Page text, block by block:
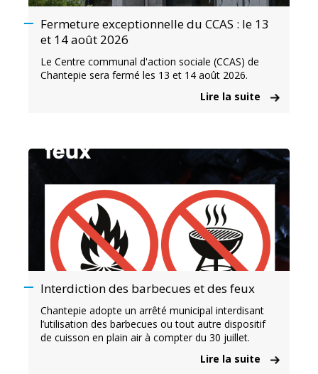
Fermeture exceptionnelle du CCAS : le 13
et 14 août 2026
Le Centre communal d'action sociale (CCAS) de
Chantepie sera fermé les 13 et 14 août 2026.
Lire la suite
Interdiction des barbecues et des feux
Chantepie adopte un arrêté municipal interdisant
l’utilisation des barbecues ou tout autre dispositif
de cuisson en plain air à compter du 30 juillet.
Lire la suite